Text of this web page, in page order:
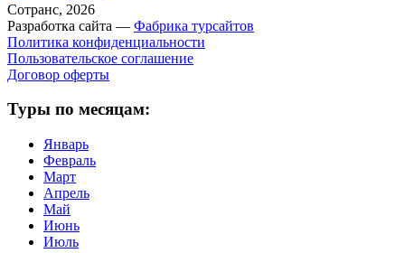
Сотранс, 2026
Разработка сайта — Фабрика турсайтов
Политика конфиденциальности
Пользовательское соглашение
Договор оферты
Туры по месяцам:
Январь
Февраль
Март
Апрель
Май
Июнь
Июль